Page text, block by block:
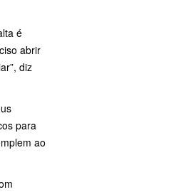
é
abrir
diz
para
ao